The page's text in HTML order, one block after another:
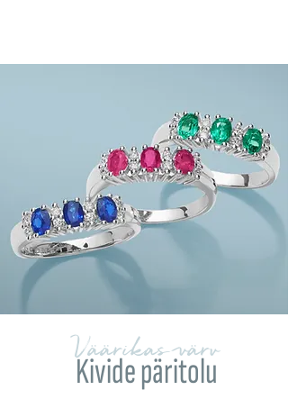
Väärikas värv
Kivide päritolu